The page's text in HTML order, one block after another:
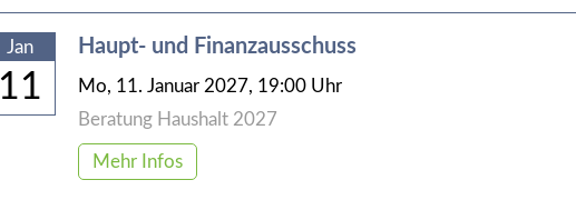
Jan
11
Haupt- und Finanzausschuss
Mo, 11. Januar 2027, 19:00Uhr
Beratung Haushalt 2027
Mehr Infos